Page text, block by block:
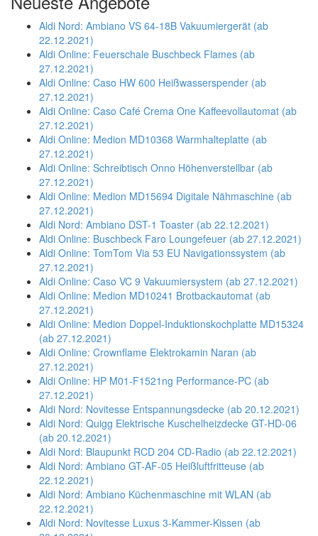
Aldi Nord: Ambiano VS 64-18B Vakuumiergerät (ab
22.12.2021)
Aldi Online: Feuerschale Buschbeck Flames (ab
27.12.2021)
Aldi Online: Caso HW 600 Heißwasserspender (ab
27.12.2021)
Aldi Online: Caso Café Crema One Kaffeevollautomat (ab
27.12.2021)
Aldi Online: Medion MD10368 Warmhalteplatte (ab
27.12.2021)
Aldi Online: Schreibtisch Onno Höhenverstellbar (ab
27.12.2021)
Aldi Online: Medion MD15694 Digitale Nähmaschine (ab
27.12.2021)
Aldi Nord: Ambiano DST-1 Toaster (ab 22.12.2021)
Aldi Online: Buschbeck Faro Loungefeuer (ab 27.12.2021)
Aldi Online: TomTom Via 53 EU Navigationssystem (ab
27.12.2021)
Aldi Online: Caso VC 9 Vakuumiersystem (ab 27.12.2021)
Aldi Online: Medion MD10241 Brotbackautomat (ab
27.12.2021)
Aldi Online: Medion Doppel-Induktionskochplatte MD15324
(ab 27.12.2021)
Aldi Online: Crownflame Elektrokamin Naran (ab
27.12.2021)
Aldi Online: HP M01-F1521ng Performance-PC (ab
27.12.2021)
Aldi Nord: Novitesse Entspannungsdecke (ab 20.12.2021)
Aldi Nord: Quigg Elektrische Kuschelheizdecke GT-HD-06
(ab 20.12.2021)
Aldi Nord: Blaupunkt RCD 204 CD-Radio (ab 22.12.2021)
Aldi Nord: Ambiano GT-AF-05 Heißluftfritteuse (ab
22.12.2021)
Aldi Nord: Ambiano Küchenmaschine mit WLAN (ab
22.12.2021)
Aldi Nord: Novitesse Luxus 3-Kammer-Kissen (ab